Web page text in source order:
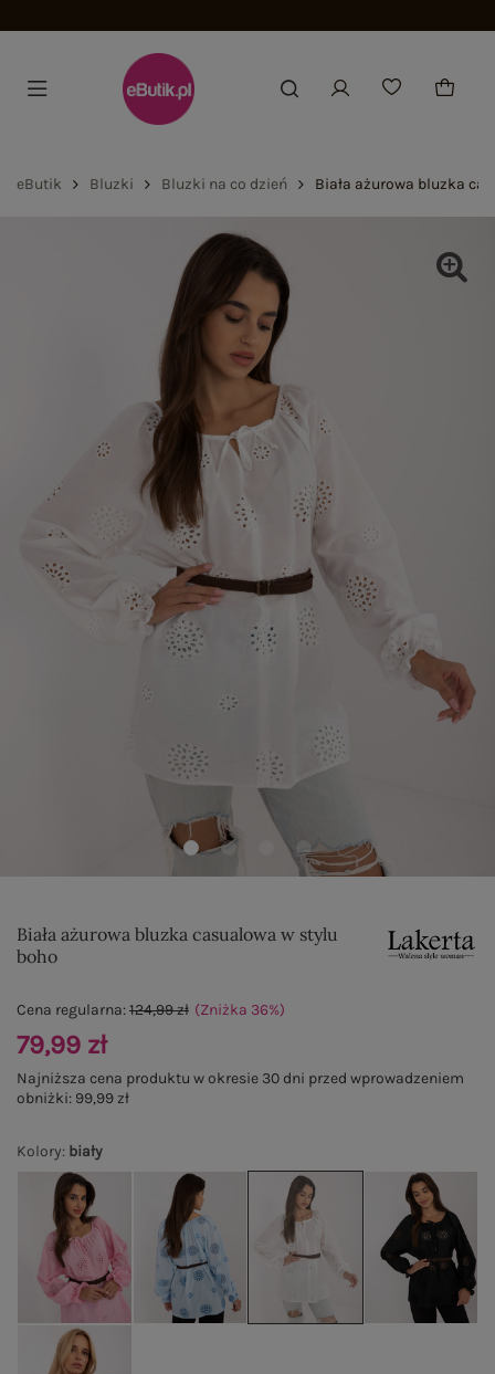
eButik Bluzki Bluzki na co dzień Biała ażurowa bluzka
Biała ażurowa bluzka casualowa w stylu
boho
Kolory: biały
Cena regularna:124,99 zł (Zniżka 36%)
79,99 zł
Najniższa cena produktu w okresie 30 dni przed wprowadzeniem
obniżki: 99,99 zł